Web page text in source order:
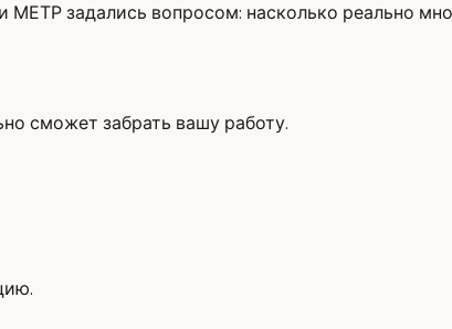
МЕТР задались вопросом: насколько реально
сможет забрать вашу работу.